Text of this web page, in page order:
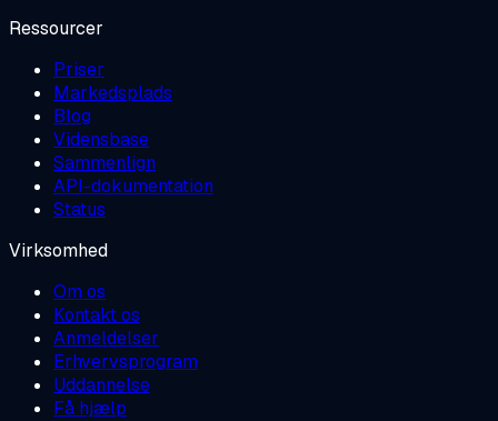
Ressourcer
Priser
Markedsplads
Blog
Vidensbase
Sammenlign
API-dokumentation
Status
Virksomhed
Om os
Kontakt os
Anmeldelser
Erhvervsprogram
Uddannelse
Få hjælp